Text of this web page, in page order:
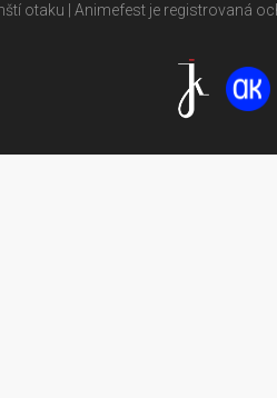
otaku | Animefest je registrovaná